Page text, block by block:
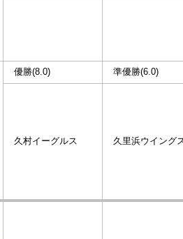
優勝(8.0) 準優勝(6.0)
久村イーグルス 久里浜ウイング